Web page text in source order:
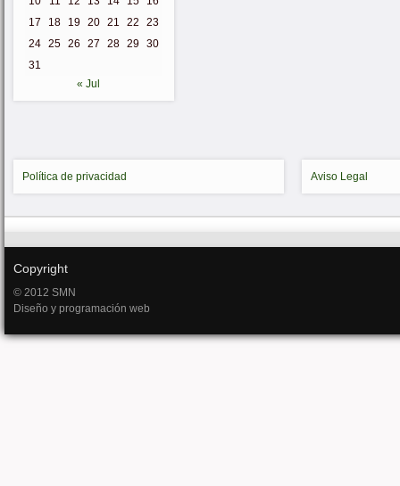
17
18 19 20 21 22
23
24 25 26 27 28 29 30
31
« Jul
Política de privacidad Aviso Legal
Copyright
© 2012 SMN
Diseño y programación web